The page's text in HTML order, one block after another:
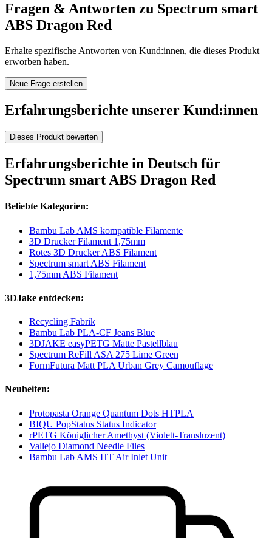
Fragen & Antworten zu Spectrum smart
ABS Dragon Red
Erhalte spezifische Antworten von Kund:innen, die dieses Produkt
erworben haben.
Neue Frage erstellen
Erfahrungsberichte unserer Kund:innen
Dieses Produkt bewerten
Erfahrungsberichte in Deutsch für
Spectrum smart ABS Dragon Red
Beliebte Kategorien:
Bambu Lab AMS kompatible Filamente
3D Drucker Filament 1,75mm
Rotes 3D Drucker ABS Filament
Spectrum smart ABS Filament
1,75mm ABS Filament
3DJake entdecken:
Recycling Fabrik
Bambu Lab PLA-CF Jeans Blue
3DJAKE easyPETG Matte Pastellblau
Spectrum ReFill ASA 275 Lime Green
FormFutura Matt PLA Urban Grey Camouflage
Neuheiten:
Protopasta Orange Quantum Dots HTPLA
BIQU PopStatus Status Indicator
rPETG Königlicher Amethyst (Violett-Transluzent)
Vallejo Diamond Needle Files
Bambu Lab AMS HT Air Inlet Unit